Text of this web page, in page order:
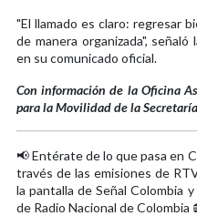
"El llamado es claro: regresar
de manera organizada",
en su comunicado oficial.
Con información de la Oficina
para la Movilidad de la
📢 Entérate de lo que pasa en
través de las emisiones de
la pantalla de Señal Colombia
de Radio Nacional de Colombia